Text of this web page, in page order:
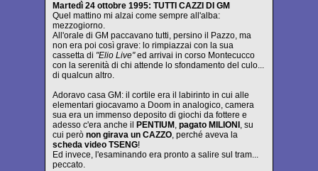
Martedì 24 ottobre 1995: TUTTI CAZZI DI GM
Quel mattino mi alzai come sempre all'alba:
mezzogiorno.
All'orale di GM paccavano tutti, persino il Pazzo, ma
non era poi così grave: lo rimpiazzai con la sua
cassetta di "Elio Live"ed arrivai in corso Montecucco
con la serenità di chi attende lo sfondamento del culo...
di qualcun altro.
Adoravo casa GM: il cortile era il labirinto in cui alle
elementari giocavamo a Doom in analogico, camera
sua era un immenso deposito di giochi da fottere e
adesso c'era anche il
PENTIUM , pagato MILIONI , su
cui però non girava un CAZZO, perché aveva la
scheda video TSENG!
Ed invece, l'esaminando era pronto a salire sul tram...
peccato.